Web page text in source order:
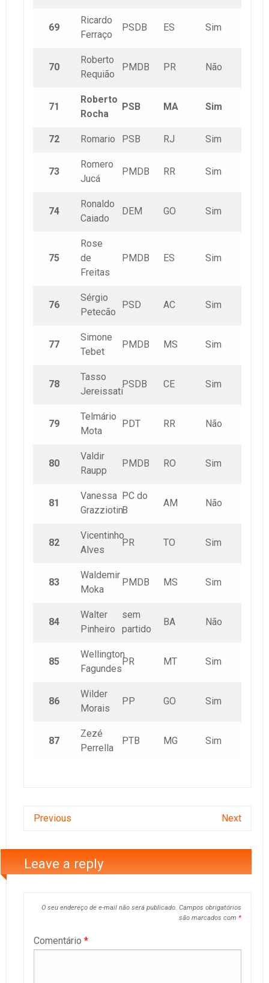
69
Ricardo
Ferraço
PSDB ES Sim
70
Roberto
Requião
PMDB PR Não
71
Roberto
Rocha
PSB MA Sim
72 Romario PSB RJ Sim
73
Romero
Jucá
PMDB RR Sim
74
Ronaldo
Caiado
DEM GO Sim
75
Rose
de
Freitas
PMDB ES Sim
76
Sérgio
Petecão
PSD AC Sim
77
Simone
Tebet
PMDB MS Sim
78
Tasso
Jereissati
PSDB CE Sim
79
Telmário
Mota
PDT RR Não
80
Valdir
Raupp
PMDB RO Sim
81
Vanessa
Grazziotin
PC do
B
AM Não
82
Vicentinho
Alves
PR TO Sim
83
Waldemir
Moka
PMDB MS Sim
84
Walter
Pinheiro
sem
partido
BA Não
85
Wellington
Fagundes
PR MT Sim
86
Wilder
Morais
PP GO Sim
87
Zezé
Perrella
PTB MG Sim
Previous Next
Leave a reply
O seu endereço de e-mail não será publicado. Campos obrigatórios
são marcados com *
Comentário *